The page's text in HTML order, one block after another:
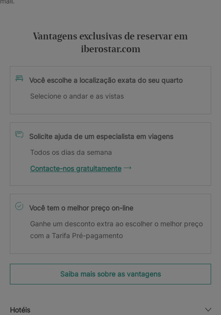
Vantagens exclusivas de reservar em
iberostar.com
Você escolhe a localização exata do seu quarto
Selecione o andar e as vistas
Solicite ajuda de um especialista em viagens
Todos os dias da semana
Contacte-nos gratuitamente
Você tem o melhor preço on-line
Ganhe um desconto extra ao escolher o melhor preço
com a Tarifa Pré-pagamento
Saiba mais sobre as vantagens
Hotéis